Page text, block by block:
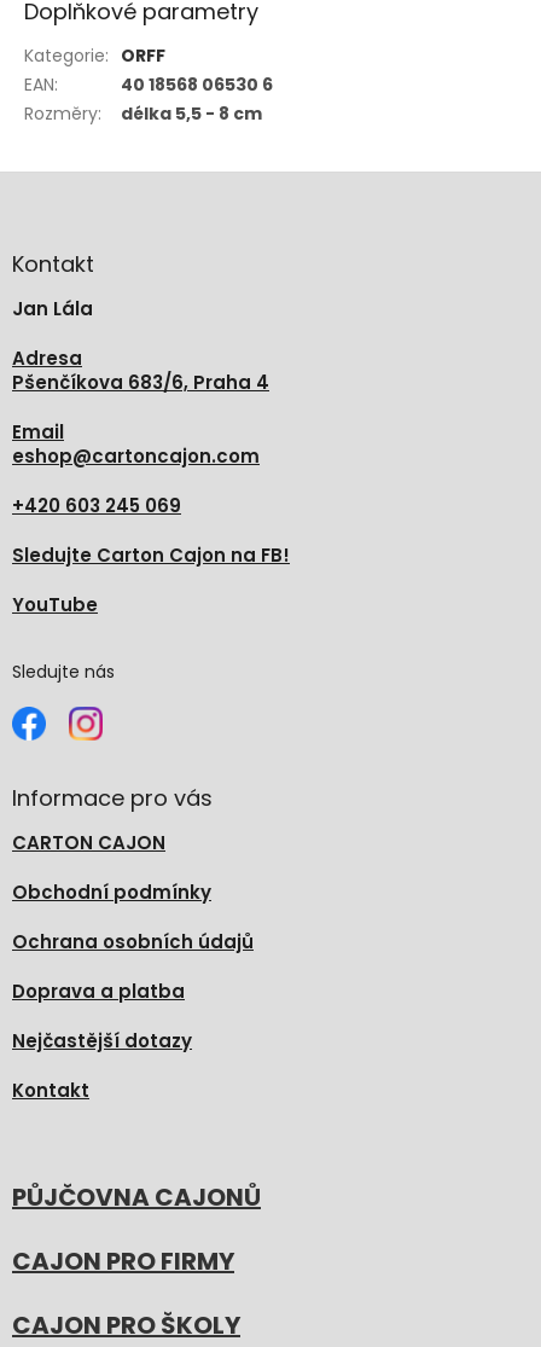
Doplňkové parametry
Kategorie: ORFF
EAN:
40 18568 06530 6
Rozměry: délka 5,5 - 8 cm
aKontakt
Jan Lála
Adresa
Pšenčíkova 683/6, Praha 4
Email
eshop@cartoncajon.com
+420 603 245 069
Sledujte Carton Cajon na FB!
YouTube
Sledujte nás
Informace pro vás
CARTON CAJON
Obchodní podmínky
Ochrana osobních údajů
Doprava a platba
Nejčastější dotazy
Kontakt
PŮJČOVNA CAJONŮ
CAJON PRO FIRMY
CAJON PRO ŠKOLY